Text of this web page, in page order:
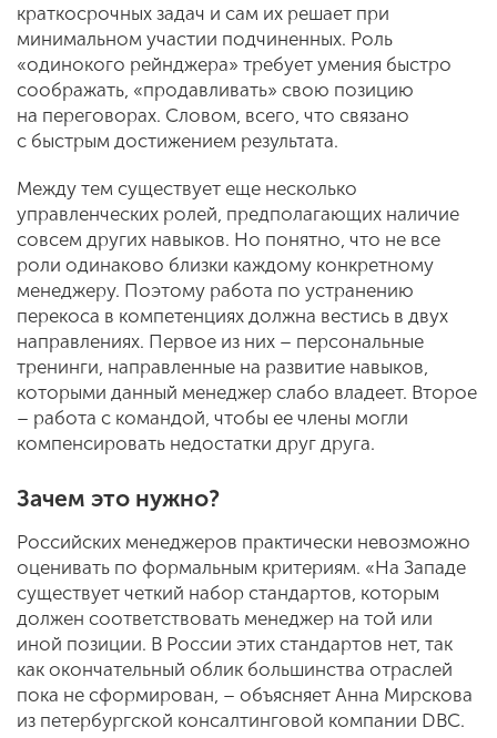
краткосрочных задач и сам их решает при
минимальном участии подчиненных. Роль
«одинокого рейнджера» требует умения быстро
соображать, «продавливать» свою позицию
на переговорах. Словом, всего, что связано
с быстрым достижением результата.
Между тем существует еще несколько
управленческих ролей, предполагающих наличие
совсем других навыков. Но понятно, что не все
роли одинаково близки каждому конкретному
менеджеру. Поэтому работа по устранению
перекоса в компетенциях должна вестись в двух
направлениях. Первое из них – персональные
тренинги, направленные на развитие навыков,
которыми данный менеджер слабо владеет. Второе
– работа с командой, чтобы ее члены могли
компенсировать недостатки друг друга.
Зачем это нужно?
Российских менеджеров практически невозможно
оценивать по формальным критериям. «На Западе
существует четкий набор стандартов, которым
должен соответствовать менеджер на той или
иной позиции. В России этих стандартов нет, так
как окончательный облик большинства отраслей
пока не сформирован, – объясняет Анна Мирскова
из петербургской консалтинговой компании DBC.